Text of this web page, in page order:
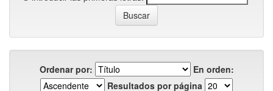
Ordenar por:
En orden:
Resultados por página